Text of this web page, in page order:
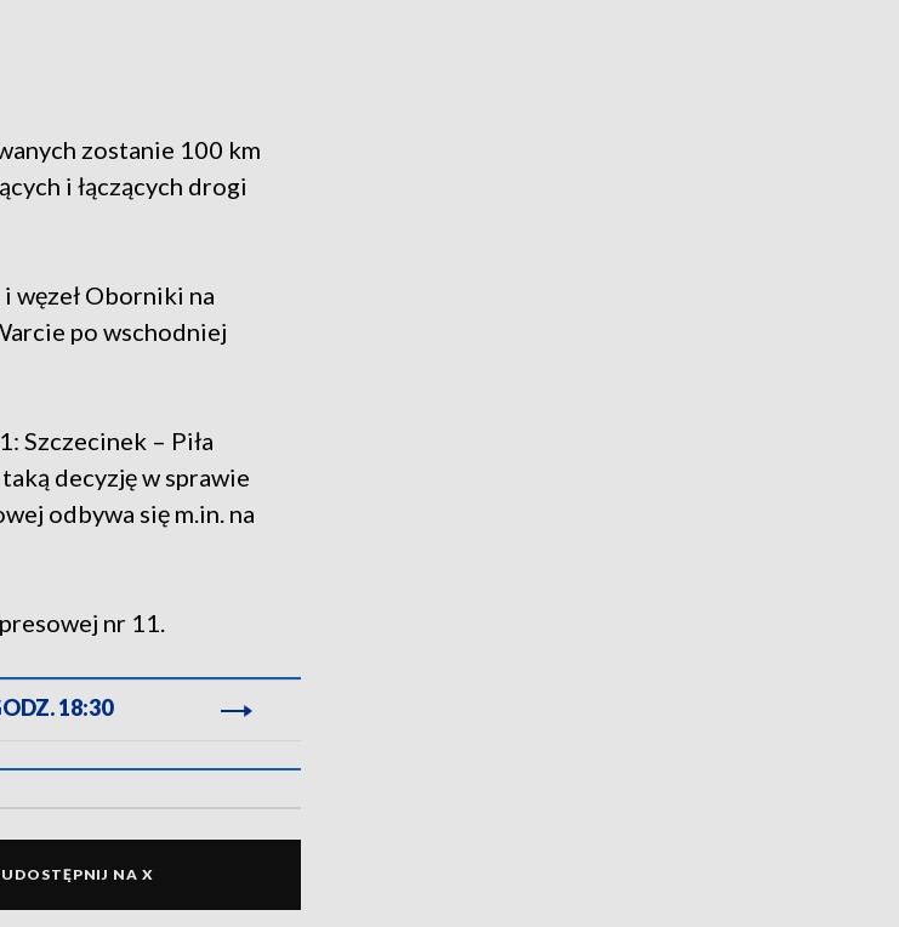
zostanie 100 km
i łączących drogi
węzeł Oborniki na
po wschodniej
Szczecinek – Piła
decyzję w sprawie
odbywa się m.in. na
nr 11.
18:30
UDOSTĘPNIJ NA X